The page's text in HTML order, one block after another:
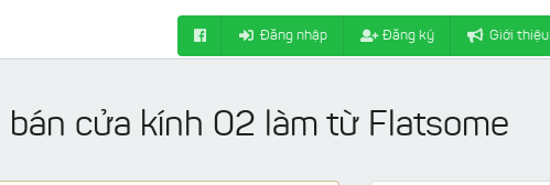
Đăng nhập Đăng ký Giới thiệu
bán cửa kính 02 làm từ Flatsome